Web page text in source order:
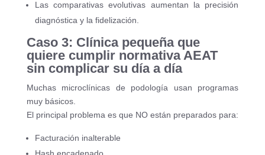
Las comparativas evolutivas aumentan la precisión
diagnóstica y la fidelización.
Caso 3: Clínica pequeña que
quiere cumplir normativa AEAT
sin complicar su día a día
Muchas microclínicas de podología usan programas
muy básicos.
El principal problema es que NO están preparados para:
Facturación inalterable